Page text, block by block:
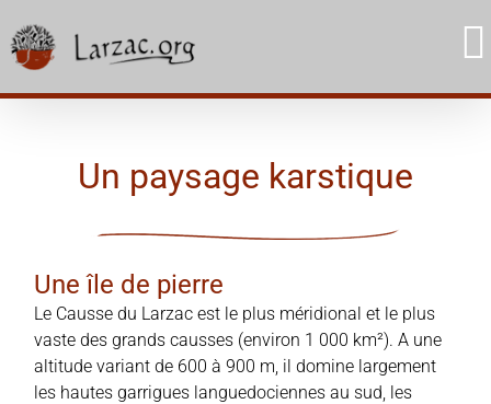
to
content
Un paysage karstique
Une île de pierre
Le Causse du Larzac est le plus méridional et le plus
vaste des grands causses (environ 1 000 km²). A une
altitude variant de 600 à 900 m, il domine largement
les hautes garrigues languedociennes au sud, les